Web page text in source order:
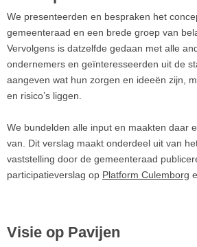
We presenteerden en bespraken het
gemeenteraad en een brede groep van
Vervolgens is datzelfde gedaan met alle
ondernemers en geïnteresseerden uit de
aangeven wat hun zorgen en ideeën zijn,
en risico’s liggen.
We bundelden alle input en maakten daar
van. Dit verslag maakt onderdeel uit van
vaststelling door de gemeenteraad
participatieverslag op Platform Culemborg
Visie op Pavijen